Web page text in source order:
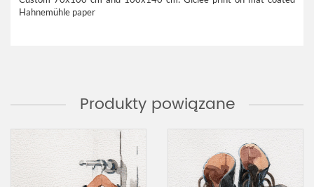
Hahnemühle paper
Produkty powiązane